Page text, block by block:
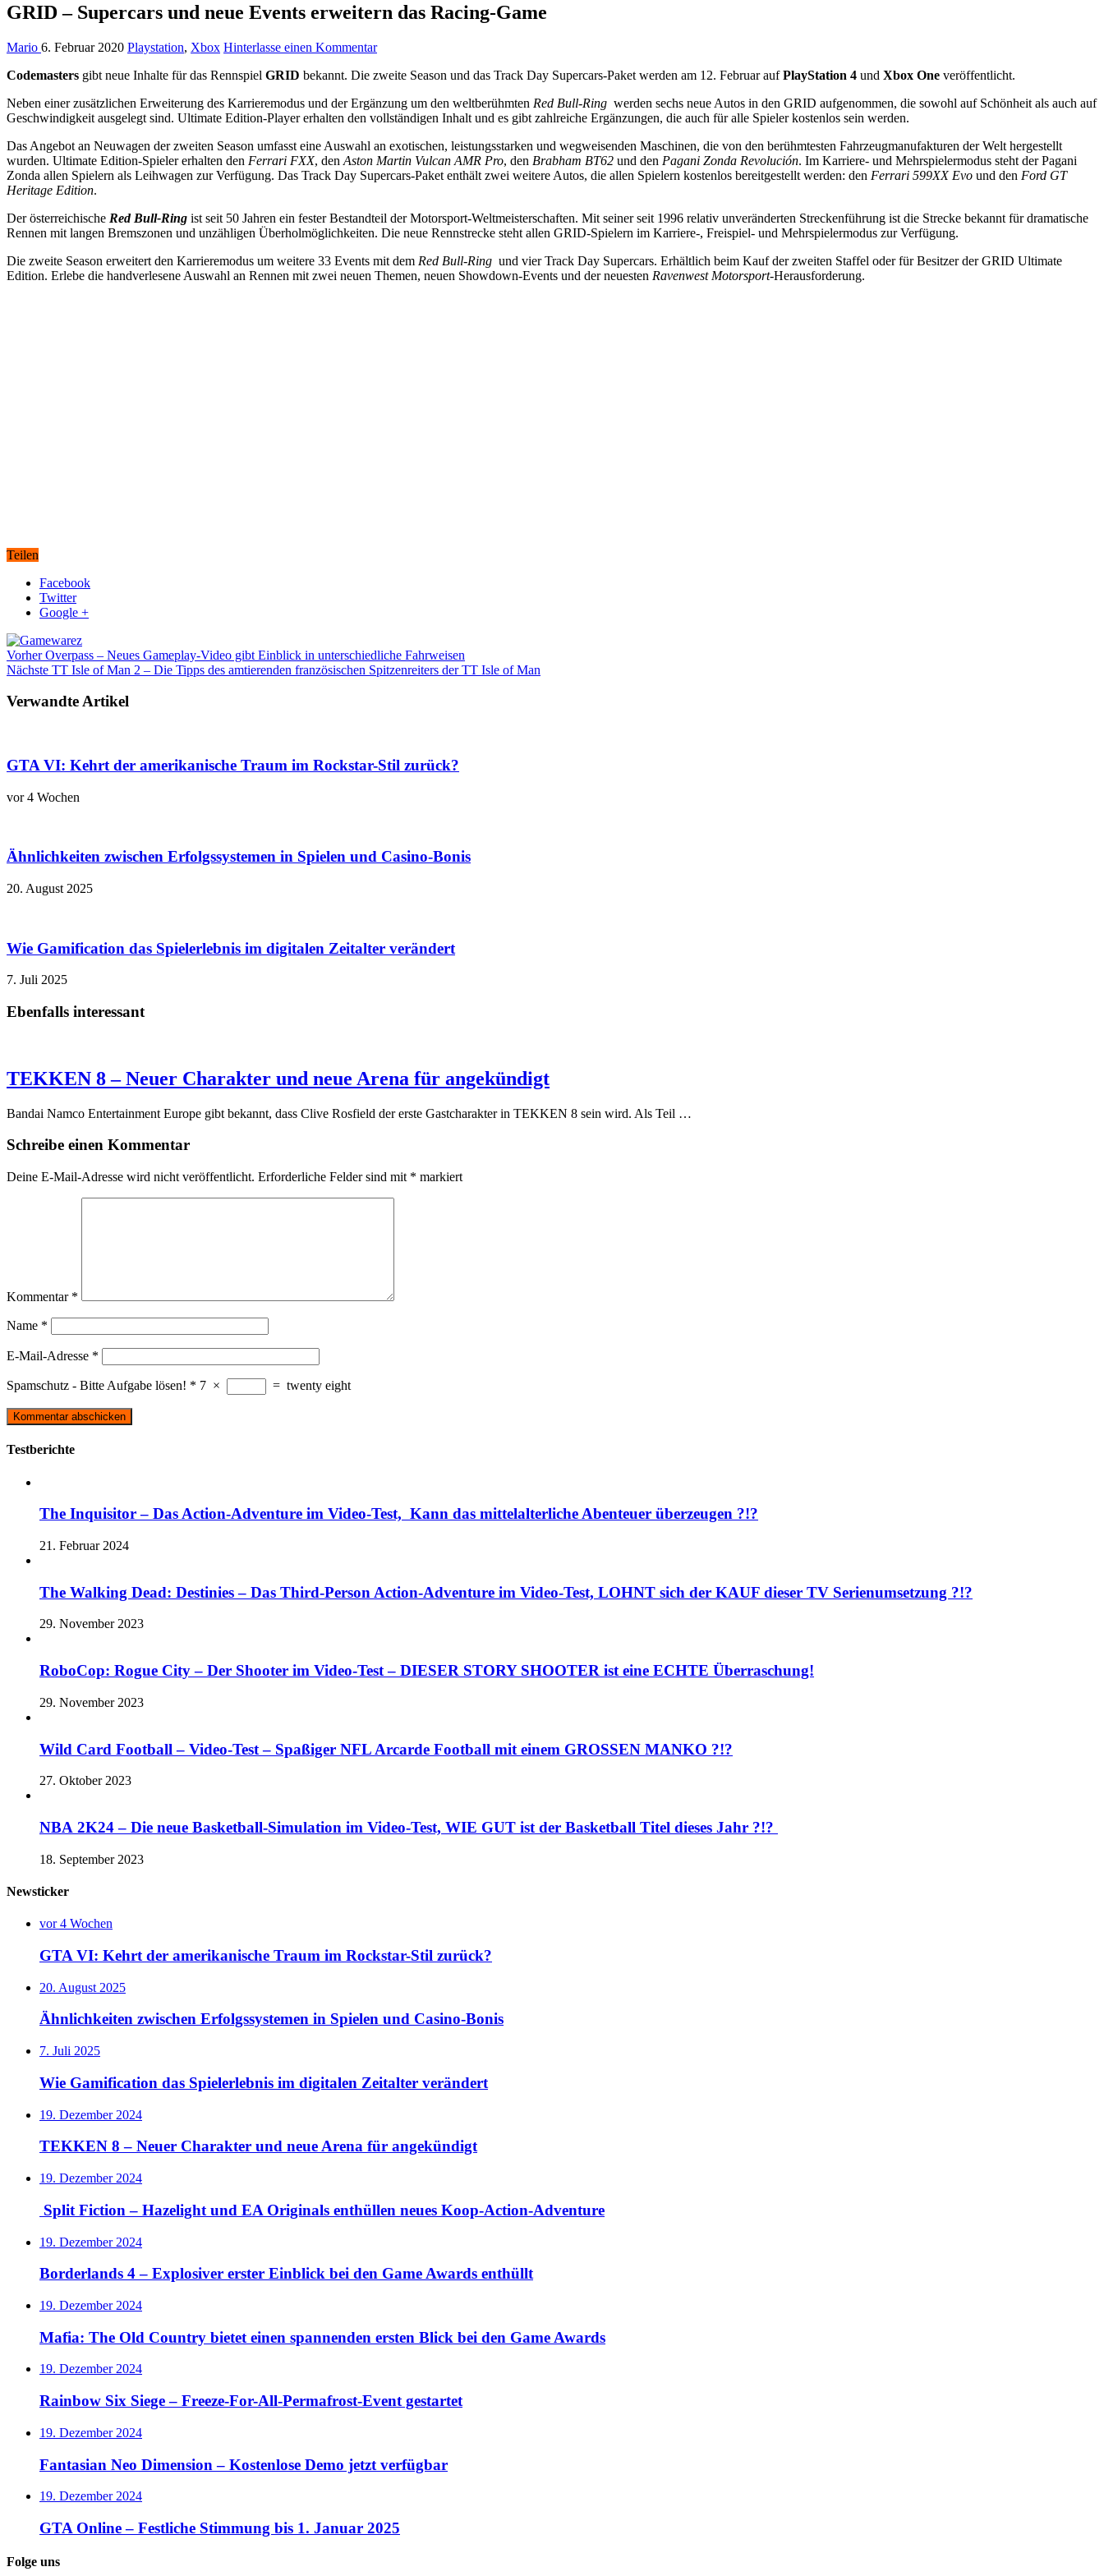
GRID – Supercars und neue Events erweitern das Racing-Game
Mario 6. Februar 2020 Playstation, Xbox Hinterlasse einen Kommentar
Codemasters gibt neue Inhalte für das Rennspiel GRID bekannt. Die zweite Season und das Track Day Supercars-Paket werden am 12. Februar aufPlayStation 4 und Xbox One veröffentlicht.
Neben einer zusätzlichen Erweiterung des Karrieremodus und der Ergänzung um den weltberühmten Red Bull-Ring werden sechs neue Autos in den GRID aufgenommen, die sowohl auf Schönheit als auch auf
Geschwindigkeit ausgelegt sind. Ultimate Edition-Player erhalten den vollständigen Inhalt und es gibt zahlreiche Ergänzungen, die auch für alle Spieler kostenlos sein werden.
Das Angebot an Neuwagen der zweiten Season umfasst eine Auswahl an exotischen, leistungsstarken und wegweisenden Maschinen, die von den berühmtesten Fahrzeugmanufakturen der Welt hergestellt
wurden. Ultimate Edition-Spieler erhalten den Ferrari FXX, den Aston Martin Vulcan AMR Pro, den Brabham BT62 und den Pagani Zonda Revolución. Im Karriere- und Mehrspielermodus steht der Pagani
Zonda allen Spielern als Leihwagen zur Verfügung. Das Track Day Supercars-Paket enthält zwei weitere Autos, die allen Spielern kostenlos bereitgestellt werden: den Ferrari 599XX Evo und den Ford GT
Heritage Edition.
Der österreichische Red Bull-Ring ist seit 50 Jahren ein fester Bestandteil der Motorsport-Weltmeisterschaften. Mit seiner seit 1996 relativ unveränderten Streckenführung ist die Strecke bekannt für dramatische
Rennen mit langen Bremszonen und unzähligen Überholmöglichkeiten. Die neue Rennstrecke steht allen GRID-Spielern im Karriere-, Freispiel- und Mehrspielermodus zur Verfügung.
Die zweite Season erweitert den Karrieremodus um weitere 33 Events mit dem Red Bull-Ring und vier Track Day Supercars. Erhältlich beim Kauf der zweiten Staffel oder für Besitzer der GRID Ultimate
Edition. Erlebe die handverlesene Auswahl an Rennen mit zwei neuen Themen, neuen Showdown-Events und der neuesten Ravenwest Motorsport-Herausforderung.
Teilen
Facebook
Twitter
Google +
VorherOverpass – Neues Gameplay-Video gibt Einblick in unterschiedliche Fahrweisen
Nächste TT Isle of Man 2 – Die Tipps des amtierenden französischen Spitzenreiters der TT Isle of Man
Verwandte Artikel
GTA VI: Kehrt der amerikanische Traum im Rockstar-Stil zurück?
vor 4 Wochen
Ähnlichkeiten zwischen Erfolgssystemen in Spielen und Casino‑Bonis
20. August 2025
Wie Gamification das Spielerlebnis im digitalen Zeitalter verändert
7. Juli 2025
Ebenfalls interessant
TEKKEN 8 – Neuer Charakter und neue Arena für angekündigt
Bandai Namco Entertainment Europe gibt bekannt, dass Clive Rosfield der erste Gastcharakter in TEKKEN 8 sein wird. Als Teil …
Schreibe einen Kommentar
Deine E-Mail-Adresse wird nicht veröffentlicht. Erforderliche Felder sind mit * markiert
Kommentar *
Name *
E-Mail-Adresse *
Spamschutz - Bitte Aufgabe lösen! * 7 × = twenty eight
Testberichte
The Inquisitor – Das Action-Adventure im Video-Test, Kann das mittelalterliche Abenteuer überzeugen ?!?
21. Februar 2024
The Walking Dead: Destinies – Das Third-Person Action-Adventure im Video-Test, LOHNT sich der KAUF dieser TV Serienumsetzung ?!?
29. November 2023
RoboCop: Rogue City – Der Shooter im Video-Test – DIESER STORY SHOOTER ist eine ECHTE Überraschung!
29. November 2023
Wild Card Football – Video-Test – Spaßiger NFL Arcarde Football mit einem GROSSEN MANKO ?!?
27. Oktober 2023
NBA 2K24 – Die neue Basketball-Simulation im Video-Test, WIE GUT ist der Basketball Titel dieses Jahr ?!?
18. September 2023
Newsticker
vor 4 Wochen
GTA VI: Kehrt der amerikanische Traum im Rockstar-Stil zurück?
20. August 2025
Ähnlichkeiten zwischen Erfolgssystemen in Spielen und Casino‑Bonis
7. Juli 2025
Wie Gamification das Spielerlebnis im digitalen Zeitalter verändert
19. Dezember 2024
TEKKEN 8 – Neuer Charakter und neue Arena für angekündigt
19. Dezember 2024
Split Fiction – Hazelight und EA Originals enthüllen neues Koop-Action-Adventure
19. Dezember 2024
Borderlands 4 – Explosiver erster Einblick bei den Game Awards enthüllt
19. Dezember 2024
Mafia: The Old Country bietet einen spannenden ersten Blick bei den Game Awards
19. Dezember 2024
Rainbow Six Siege – Freeze-For-All-Permafrost-Event gestartet
19. Dezember 2024
Fantasian Neo Dimension – Kostenlose Demo jetzt verfügbar
19. Dezember 2024
GTA Online – Festliche Stimmung bis 1. Januar 2025
Folge uns